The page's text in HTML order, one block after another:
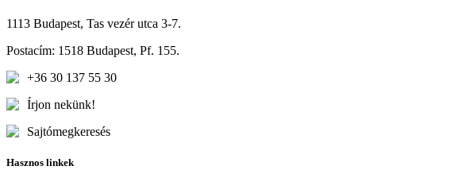
1113 Budapest, Tas vezér utca 3-7.
Postacím: 1518 Budapest, Pf. 155.
+36 30 137 55 30
Írjon nekünk!
Sajtómegkeresés
Hasznos linkek